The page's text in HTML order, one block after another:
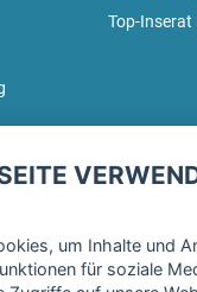
Top-Inserat
Newsletter ein und
um Inhalte und
für soziale